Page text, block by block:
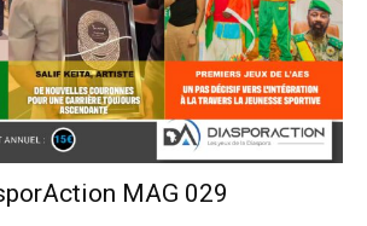
MAG 029